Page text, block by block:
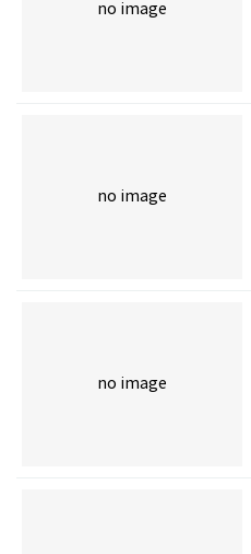
no image
no image
no image